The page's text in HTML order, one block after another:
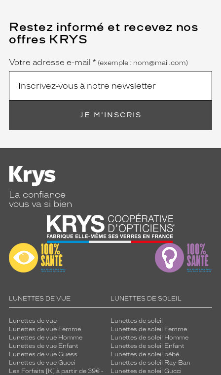
Restez informé et recevez nos
offres KRYS
Name
Votre adresse e-mail *
(Ce
champ
est
obligatoire)
(exemple : nom@mail.com)
JE M'INSCRIS
La confiance
vous va si bien
LUNETTES DE VUE
Lunettes de vue
Lunettes de vue Femme
Lunettes de vue Homme
Lunettes de vue Enfant
Lunettes de vue Guess
Lunettes de vue Gucci
Les Forfaits [K] à partir de 39€ -
LUNETTES DE SOLEIL
Lunettes de soleil
Lunettes de soleil Femme
Lunettes de soleil Homme
Lunettes de soleil Enfant
Lunettes de soleil bébé
Lunettes de soleil Ray-Ban
Lunettes de soleil Gucci